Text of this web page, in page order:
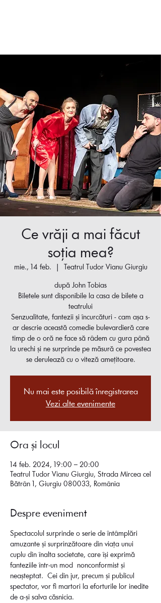
Ce vrăji a mai făcut
soția mea?
mie., 14 feb. Teatrul Tudor Vianu Giurgiu
după John Tobias
Biletele sunt disponibile la casa de bilete a
teatrului
Senzualitate, fantezii și încurcături - cam așa s-
ar descrie această comedie bulevardieră care
timp de o oră ne face să râdem cu gura până
la urechi și ne surprinde pe măsură ce povestea
se derulează cu o viteză amețitoare.
Nu mai este posibilă înregistrarea
Vezi alte evenimente
Ora și locul
14 feb. 2024, 19:00 – 20:00
Teatrul Tudor Vianu Giurgiu, Strada Mircea cel
Bătrân 1, Giurgiu 080033, România
Despre eveniment
Spectacolul surprinde o serie de întâmplări
amuzante și surprinzătoare din viața unui
cuplu din înalta societate, care își exprimă
fanteziile într-un mod  nonconformist și
neașteptat.  Cei din jur, precum și publicul
spectator, vor fi martori la eforturile lor inedite
de a-și salva căsnicia.